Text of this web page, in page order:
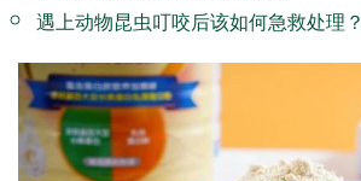
遇上动物昆虫叮咬后该如何急救处理？
Previous